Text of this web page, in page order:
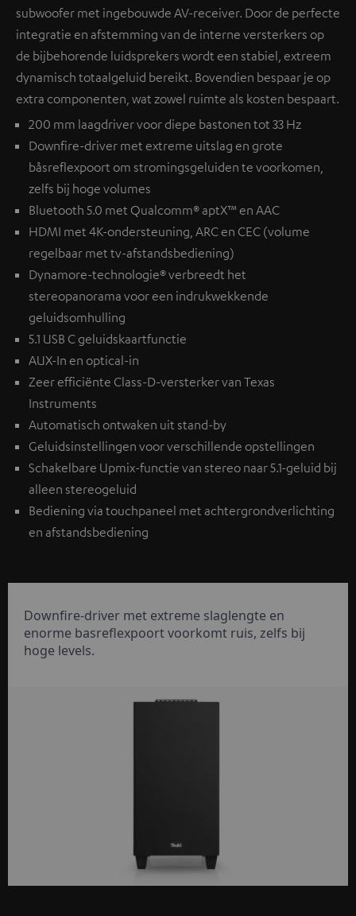
subwoofer met ingebouwde AV-receiver. Door de perfecte
integratie en afstemming van de interne versterkers op
de bijbehorende luidsprekers wordt een stabiel, extreem
dynamisch totaalgeluid bereikt. Bovendien bespaar je op
extra componenten, wat zowel ruimte als kosten bespaart.
200 mm laagdriver voor diepe bastonen tot 33 Hz
Downfire-driver met extreme uitslag en grote
båsreflexpoort om stromingsgeluiden te voorkomen,
zelfs bij hoge volumes
Bluetooth 5.0 met Qualcomm® aptX™ en AAC
HDMI met 4K-ondersteuning, ARC en CEC (volume
regelbaar met tv-afstandsbediening)
Dynamore-technologie® verbreedt het
stereopanorama voor een indrukwekkende
geluidsomhulling
5.1 USB C geluidskaartfunctie
AUX-In en optical-in
Zeer efficiënte Class-D-versterker van Texas
Instruments
Automatisch ontwaken uit stand-by
Geluidsinstellingen voor verschillende opstellingen
Schakelbare Upmix-functie van stereo naar 5.1-geluid bij
alleen stereogeluid
Bediening via touchpaneel met achtergrondverlichting
en afstandsbediening
Downfire-driver met extreme slaglengte en
enorme basreflexpoort voorkomt ruis, zelfs bij
hoge levels.